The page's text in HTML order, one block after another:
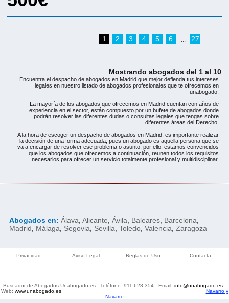
1 2 3 4 5 6 27
Mostrando abogados del 1 al 10
Encuentra el despacho de abogados en Madrid que mejor defienda tus intereses
legales en nuestro listado de abogados profesionales que te ofrecemos en
unabogado.
La mayoría de los abogados que ofrecemos en Madrid cuentan con años de
experiencia en el sector, están compuesto por un bufete de abogados donde
podrán resolver las diferentes dudas o consultas legales que tengas sobre
diferentes áreas del Derecho.
A la hora de escoger un despacho de abogados en Madrid, es importante realizar
la decisión de una forma adecuada, pues un abogado es aquella persona que se
va a encargar de resolver ese problema o asunto, por ello, estamos convencidos
que los abogados que ofrecemos a continuación, reunen todos los requisitos
necesarios para ofrecer un servicio totalmente profesional y multidisciplinar.
Abogados en: Álava, Alicante, Ávila, Baleares, Barcelona,
Madrid, Málaga, Segovia, Sevilla, Toledo, Valencia, Zaragoza
Privacidad Aviso Legal Reglas de Uso Contacta
Buscador de Abogados Unabogado.es - Teléfono: 911 628 354 - Email: info@unabogado.es -
Web: www.unabogado.es
Navarro y
Navarro